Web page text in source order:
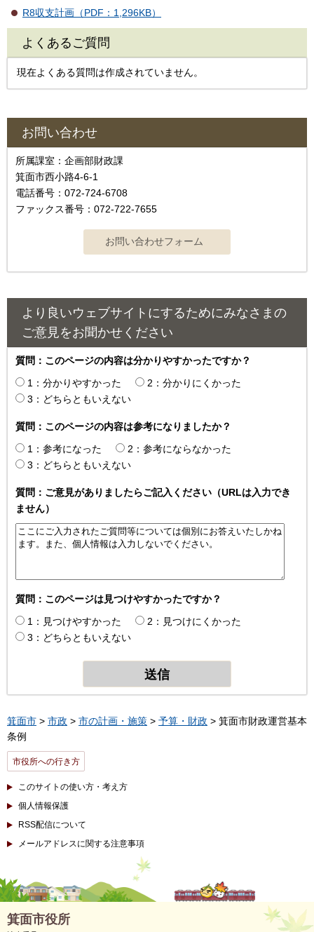
R8収支計画（PDF：1,296KB）
よくあるご質問
現在よくある質問は作成されていません。
お問い合わせ
所属課室：企画部財政課
箕面市西小路4-6-1
電話番号：072-724-6708
ファックス番号：072-722-7655
より良いウェブサイトにするためにみなさまの
ご意見をお聞かせください
質問：このページの内容は分かりやすかったですか？
1：分かりやすかった
2：分かりにくかった
3：どちらともいえない
質問：このページの内容は参考になりましたか？
1：参考になった
2：参考にならなかった
3：どちらともいえない
質問：ご意見がありましたらご記入ください（URLは入力でき
ません）
質問：このページは見つけやすかったですか？
1：見つけやすかった
2：見つけにくかった
3：どちらともいえない
箕面市 > 市政 > 市の計画・施策 > 予算・財政 > 箕面市財政運営基本
条例
市役所への行き方
このサイトの使い方・考え方
個人情報保護
RSS配信について
メールアドレスに関する注意事項
箕面市役所